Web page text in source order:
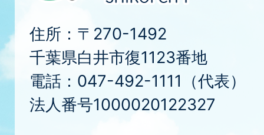
住所：〒270-1492
千葉県白井市復1123番地
電話：047-492-1111（代表）
法人番号1000020122327